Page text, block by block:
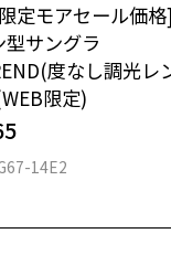
ザインの巾着型メガ
ちょっとした小物
ンプシーンでも重宝
定モアセール価
型サングラ
度なし調光レ
限定)
14E2